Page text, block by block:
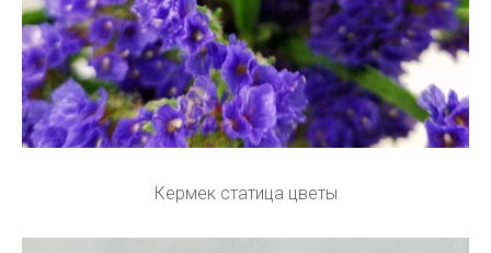
Кермек статица цветы